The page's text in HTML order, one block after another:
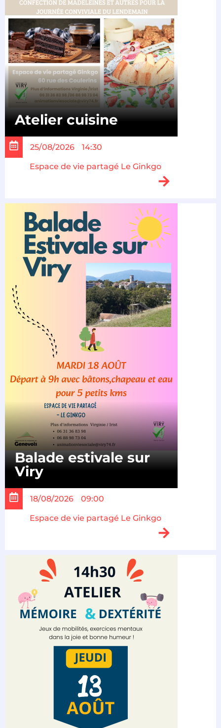
Atelier cuisine
25/08/2026 14:30
Espace de vie partagé Le Ginkgo
Balade estivale sur
Viry
18/08/2026 09:00
Espace de vie partagé Le Ginkgo